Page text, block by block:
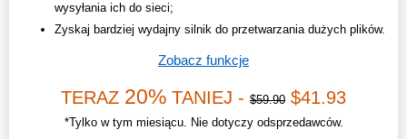
wysyłania ich do sieci;
Zyskaj bardziej wydajny silnik do przetwarzania dużych plików.
Zobacz funkcje
TERAZ 20% TANIEJ - $59.90 $41.93
*Tylko w tym miesiącu. Nie dotyczy odsprzedawców.